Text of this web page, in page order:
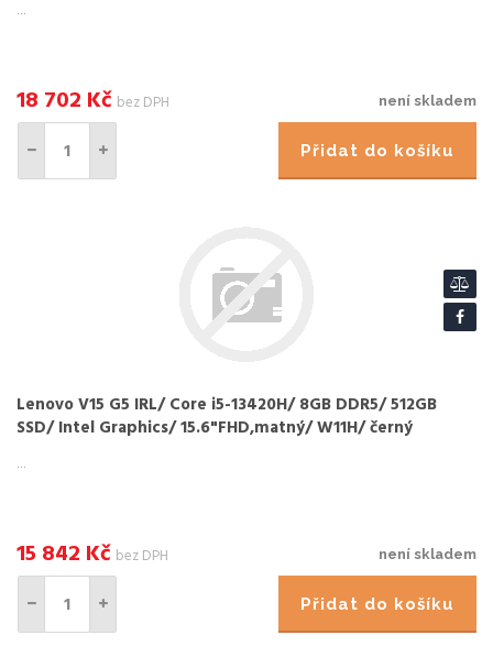
...
není skladem
18 702 Kč bez DPH
Přidat do košíku
Lenovo V15 G5 IRL/ Core i5-13420H/ 8GB DDR5/ 512GB
SSD/ Intel Graphics/ 15.6"FHD,matný/ W11H/ černý
není skladem
15 842 Kč bez DPH
Přidat do košíku